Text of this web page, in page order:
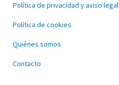
Política de privacidad y aviso legal
Política de cookies
Quiénes somos
Contacto